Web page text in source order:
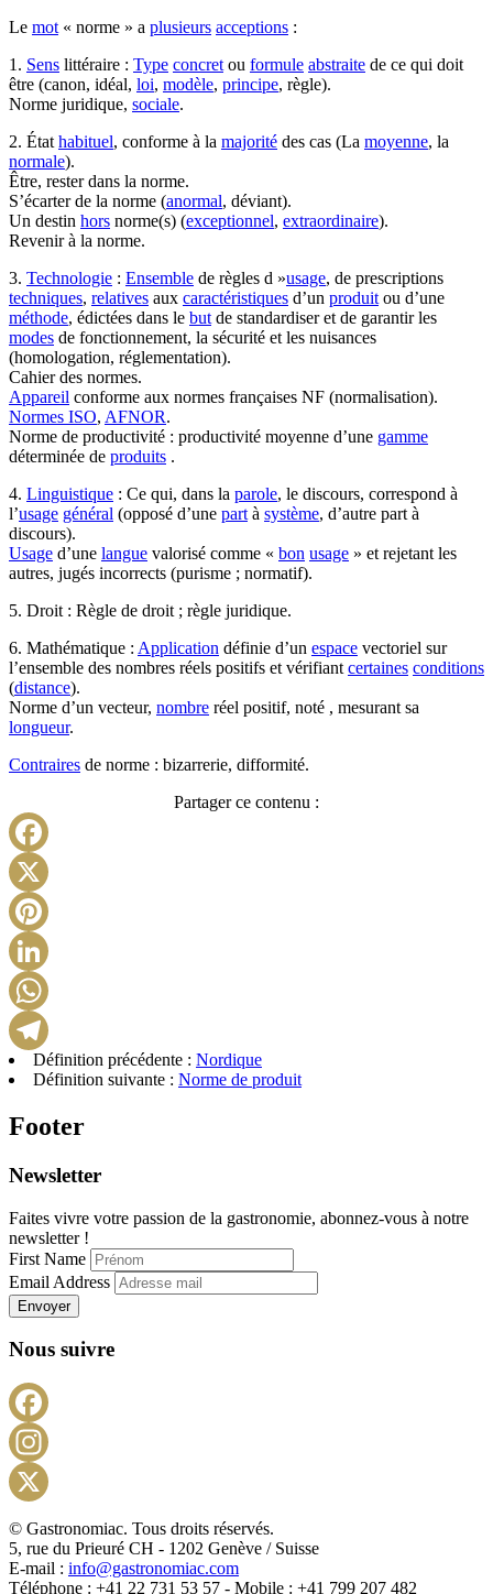
Le mot « norme » a plusieurs acceptions :
1. Sens littéraire : Type concret ou formule abstraite de ce qui doit
être (canon, idéal, loi, modèle, principe, règle).
Norme juridique, sociale.
2. État habituel, conforme à la majorité des cas (La moyenne, la
normale).
Être, rester dans la norme.
S’écarter de la norme (anormal, déviant).
Un destin hors norme(s) (exceptionnel, extraordinaire).
Revenir à la norme.
3. Technologie : Ensemble de règles d »usage, de prescriptions
techniques, relatives aux caractéristiques d’un produit ou d’une
méthode, édictées dans le but de standardiser et de garantir les
modes de fonctionnement, la sécurité et les nuisances
(homologation, réglementation).
Cahier des normes.
Appareil conforme aux normes françaises NF (normalisation).
Normes ISO, AFNOR.
Norme de productivité : productivité moyenne d’une gamme
déterminée de produits .
4. Linguistique : Ce qui, dans la parole, le discours, correspond à
l’usage général (opposé d’une part à système, d’autre part à
discours).
Usage d’une langue valorisé comme « bon usage » et rejetant les
autres, jugés incorrects (purisme ; normatif).
5. Droit : Règle de droit ; règle juridique.
6. Mathématique : Application définie d’un espace vectoriel sur
l’ensemble des nombres réels positifs et vérifiant certaines conditions
(distance).
Norme d’un vecteur, nombre réel positif, noté , mesurant sa
longueur.
Contraires de norme : bizarrerie, difformité.
Partager ce contenu :
Telegram
Définition précédente : Nordique
Définition suivante : Norme de produit
Footer
Newsletter
Faites vivre votre passion de la gastronomie, abonnez-vous à notre
newsletter !
First Name
Email Address
Envoyer
Nous suivre
X
© Gastronomiac. Tous droits réservés.
5, rue du Prieuré CH - 1202 Genève / Suisse
E-mail : info@gastronomiac.com
Téléphone : +41 22 731 53 57 - Mobile : +41 799 207 482